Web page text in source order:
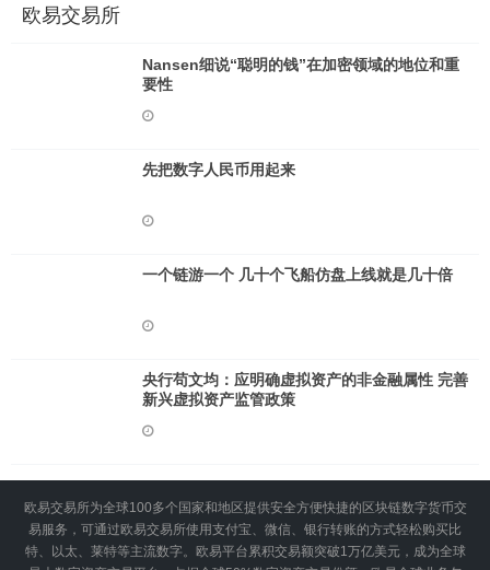
欧易交易所
Nansen细说“聪明的钱”在加密领域的地位和重
要性
先把数字人民币用起来
一个链游一个 几十个飞船仿盘上线就是几十倍
央行苟文均：应明确虚拟资产的非金融属性 完善
新兴虚拟资产监管政策
欧易交易所为全球100多个国家和地区提供安全方便快捷的区块链数字货币交
易服务，可通过欧易交易所使用支付宝、微信、银行转账的方式轻松购买比
特、以太、莱特等主流数字。欧易平台累积交易额突破1万亿美元，成为全球